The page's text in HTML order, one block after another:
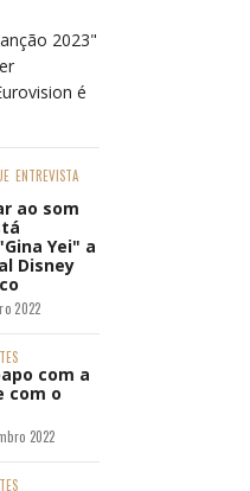
2023"
é
ENTREVISTA
ao som
Yei" a
Disney
2022
com a
com o
2022